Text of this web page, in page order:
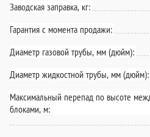
Заводская заправка, кг:
Гарантия с момента продажи:
Диаметр газовой трубы, мм (дюйм):
Диаметр жидкостной трубы, мм (дюйм):
Максимальный перепад по высоте
блоками, м: